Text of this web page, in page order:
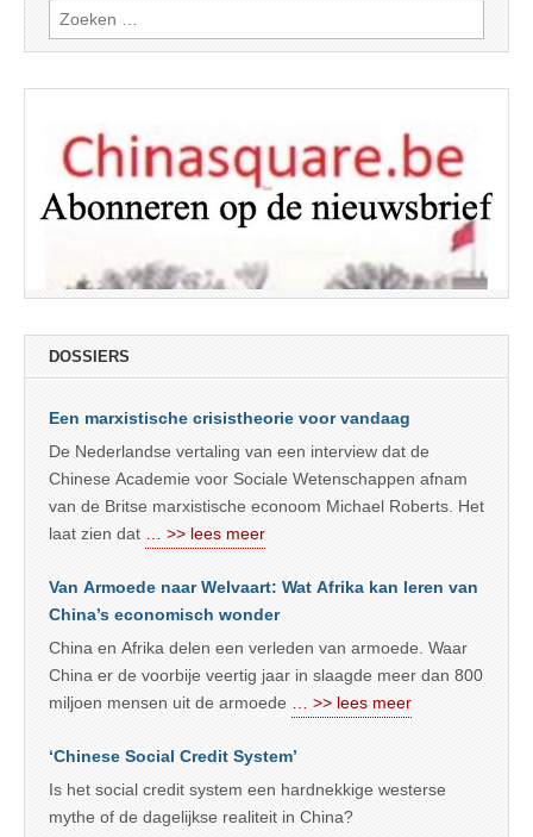
Zoeken
naar:
DOSSIERS
Een marxistische crisistheorie voor vandaag
De Nederlandse vertaling van een interview dat de
Chinese Academie voor Sociale Wetenschappen afnam
van de Britse marxistische econoom Michael Roberts. Het
laat zien dat
… >> lees meer
Van Armoede naar Welvaart: Wat Afrika kan leren van
China’s economisch wonder
China en Afrika delen een verleden van armoede. Waar
China er de voorbije veertig jaar in slaagde meer dan 800
miljoen mensen uit de armoede
… >> lees meer
‘Chinese Social Credit System’
Is het social credit system een hardnekkige westerse
mythe of de dagelijkse realiteit in China?